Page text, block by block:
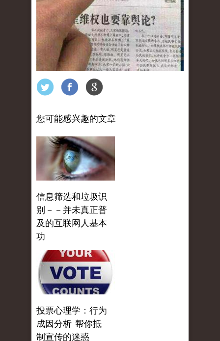
您可能感兴趣的文章
信息筛选和垃圾识
别－－并未真正普
及的互联网人基本
功
投票心理学：行为
成因分析 帮你抵
制宣传的迷惑